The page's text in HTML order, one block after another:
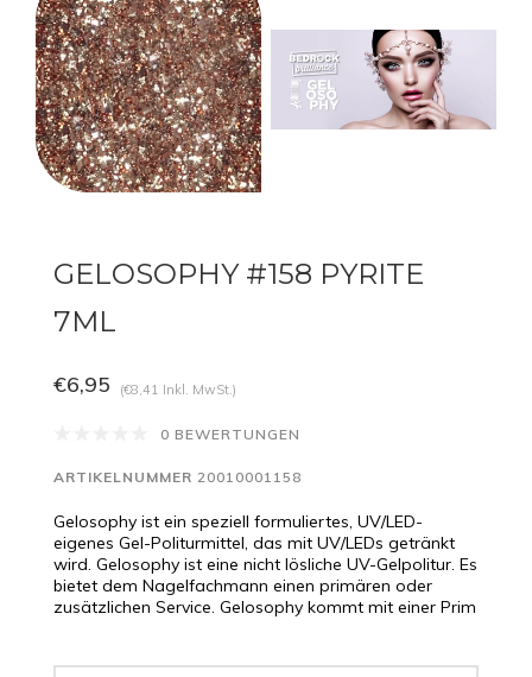
GELOSOPHY #158 PYRITE
7ML
€6,95 (€8,41 Inkl. MwSt.)
0 BEWERTUNGEN
ARTIKELNUMMER 20010001158
Gelosophy ist ein speziell formuliertes, UV/LED-
eigenes Gel-Politurmittel, das mit UV/LEDs getränkt
wird. Gelosophy ist eine nicht lösliche UV-Gelpolitur. Es
bietet dem Nagelfachmann einen primären oder
zusätzlichen Service. Gelosophy kommt mit einer Prim